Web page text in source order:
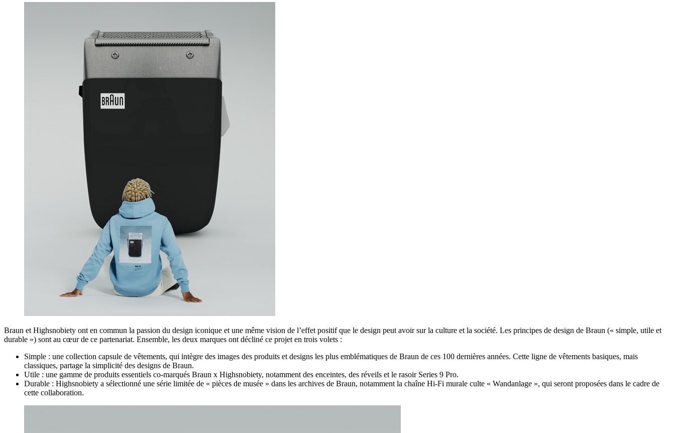
Braun et Highsnobiety ont en commun la passion du design iconique et une même vision de l’effet positif que le design peut avoir sur la culture et la société. Les principes de design de Braun (« simple, utile et
durable ») sont au cœur de ce partenariat. Ensemble, les deux marques ont décliné ce projet en trois volets :
Simple : une collection capsule de vêtements, qui intègre des images des produits et designs les plus emblématiques de Braun de ces 100 dernières années. Cette ligne de vêtements basiques, mais
classiques, partage la simplicité des designs de Braun.
Utile : une gamme de produits essentiels co-marqués Braun x Highsnobiety, notamment des enceintes, des réveils et le rasoir Series 9 Pro.
Durable : Highsnobiety a sélectionné une série limitée de « pièces de musée » dans les archives de Braun, notamment la chaîne Hi-Fi murale culte « Wandanlage », qui seront proposées dans le cadre de
cette collaboration.